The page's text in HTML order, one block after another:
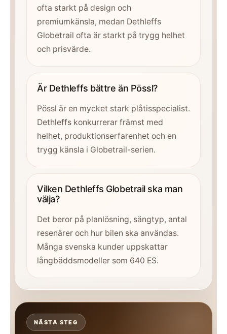
ofta starkt på design och
premiumkänsla, medan Dethleffs
Globetrail ofta är starkt på trygg helhet
och prisvärde.
Är Dethleffs bättre än Pössl?
Pössl är en mycket stark plåtisspecialist.
Dethleffs konkurrerar främst med
helhet, produktionserfarenhet och en
trygg känsla i Globetrail-serien.
Vilken Dethleffs Globetrail ska man
välja?
Det beror på planlösning, sängtyp, antal
resenärer och hur bilen ska användas.
Många svenska kunder uppskattar
långbäddsmodeller som 640 ES.
NÄSTA STEG